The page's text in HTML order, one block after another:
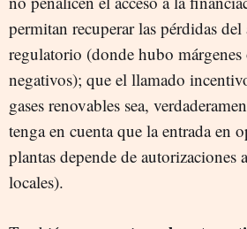
permitan recuperar las pérdidas
regulatorio (donde hubo márgenes
negativos); que el llamado
gases renovables sea,
tenga en cuenta que la entrada en
plantas depende de autorizaciones
locales).